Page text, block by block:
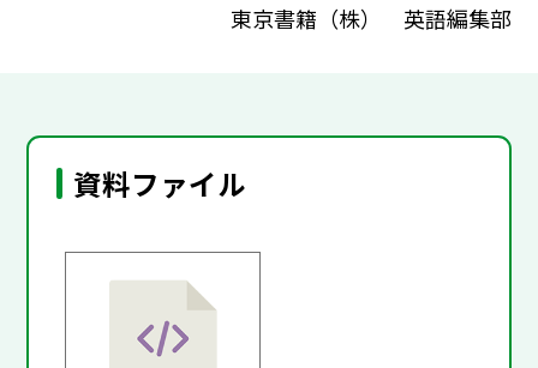
東京書籍（株） 英語編集部
資料ファイル